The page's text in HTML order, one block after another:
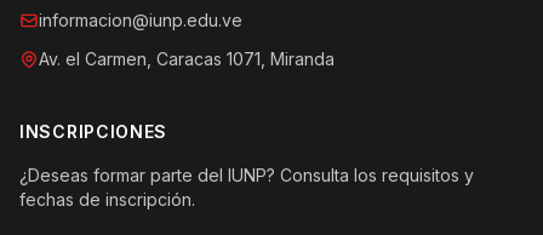
informacion@iunp.edu.ve
Av. el Carmen, Caracas 1071, Miranda
INSCRIPCIONES
¿Deseas formar parte del IUNP? Consulta los requisitos y
fechas de inscripción.